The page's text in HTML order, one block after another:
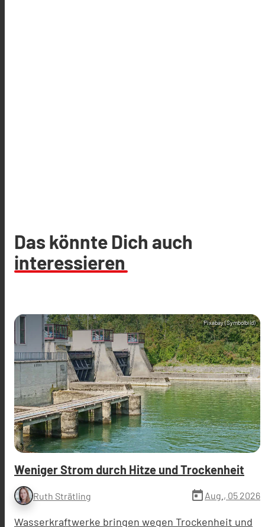
Das könnte Dich auch
interessieren
Pixabay (Symbolbild)
Weniger Strom durch Hitze und Trockenheit
Ruth Strätling today Aug., 05 2026
Wasserkraftwerke bringen wegen Trockenheit und